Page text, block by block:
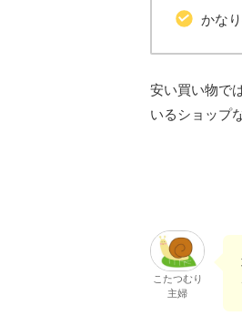
かな
安い買い物で
いるショップ